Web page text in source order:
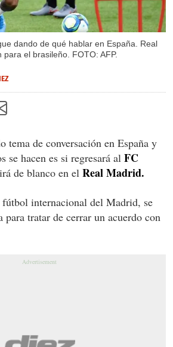
dando de qué hablar en España. Real
el brasileño. FOTO: AFP.
tema de conversación en España y
se hacen es si regresará al FC
de blanco en el Real Madrid.
internacional del Madrid, se
para tratar de cerrar un acuerdo con